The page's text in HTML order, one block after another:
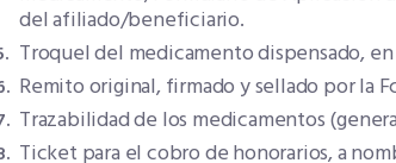
del afiliado/beneficiario.
Troquel del medicamento dispensado,
Remito original, firmado y sellado por la
Trazabilidad de los medicamentos
Ticket para el cobro de honorarios, a